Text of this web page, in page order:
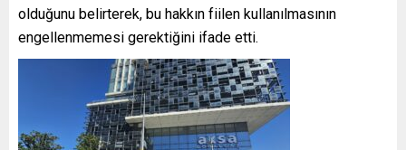
olduğunu belirterek, bu hakkın fiilen kullanılmasının
engellenmemesi gerektiğini ifade etti.